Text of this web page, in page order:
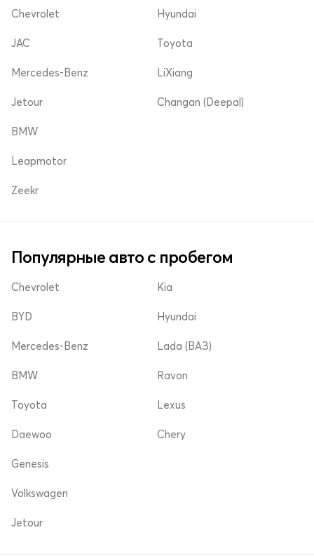
Chevrolet Hyundai
JAC
Mercedes-Benz
Jetour
Toyota
LiXiang
Changan (Deepal)
BMW
Leapmotor
Zeekr
Популярные авто с пробегом
Chevrolet
BYD
Mercedes-Benz
Kia
Hyundai
Lada (ВАЗ)
BMW
Toyota
Daewoo
Ravon
Lexus
Chery
Genesis
Volkswagen
Jetour